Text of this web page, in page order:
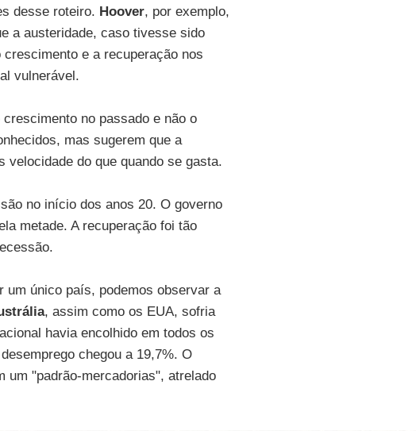
desse roteiro. Hoover, por exemplo,
a austeridade, caso tivesse sido
e a recuperação nos
vulnerável.
no passado e não o
mas sugerem que a
velocidade do que quando se gasta.
no início dos anos 20. O governo
metade. A recuperação foi tão
um único país, podemos observar a
, assim como os EUA, sofria
havia encolhido em todos os
chegou a 19,7%. O
um "padrão-mercadorias", atrelado